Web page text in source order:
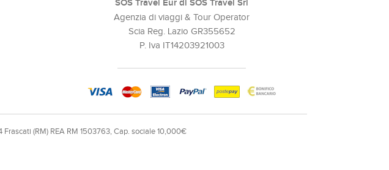
SOS Travel Eur di SOS Travel Srl
Agenzia di viaggi & Tour Operator
Scia Reg. Lazio GR355652
P. Iva IT14203921003
(RM) REA RM 1503763, Cap. sociale 10,000€